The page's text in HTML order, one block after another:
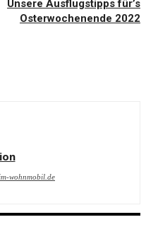
Unsere Ausflugstipps für’s
Osterwochenende 2022
wohnmobil.de